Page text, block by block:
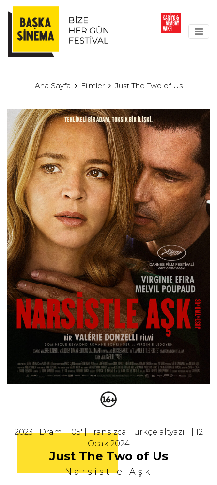
Ana Sayfa Filmler Just The Two of Us
2023 | Dram | 105' | Fransızca; Türkçe altyazılı | 12
Ocak 2024
Just The Two of Us
Narsistle Aşk